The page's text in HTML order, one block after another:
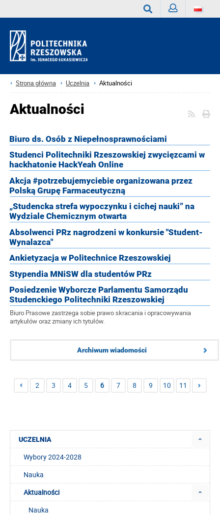
Strona główna Uczelnia Aktualności
Aktualności
Biuro ds. Osób z Niepełnosprawnościami
Studenci Politechniki Rzeszowskiej zwycięzcami w
hackhatonie HackYeah Online
Akcja #potrzebujemyciebie organizowana przez
Polską Grupę Farmaceutyczną
„Studencka strefa wypoczynku i cichej nauki” na
Wydziale Chemicznym otwarta
Absolwenci PRz nagrodzeni w konkursie "Student-
Wynalazca"
Ankietyzacja w Politechnice Rzeszowskiej
Stypendia MNiSW dla studentów PRz
Posiedzenie Wyborcze Parlamentu Samorządu
Studenckiego Politechniki Rzeszowskiej
Biuro Prasowe zastrzega sobie prawo skracania i opracowywania
artykułów oraz zmiany ich tytułów.
Archiwum wiadomości
2 3 4 5 6 7 8 9 10 11
UCZELNIA
Wybory 2024-2028
Nauka
Aktualności
Nauka